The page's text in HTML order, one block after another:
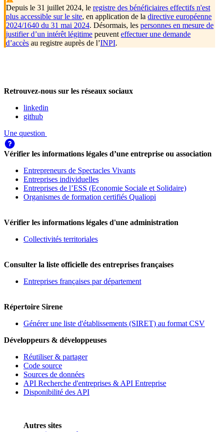
Depuis le 31 juillet 2024, le registre des bénéficiaires effectifs n'est
plus accessible sur le site, en application de la directive européenne
2024/1640 du 31 mai 2024. Désormais, les personnes en mesure de
justifier d’un intérêt légitime peuvent effectuer une demande
d’accès au registre auprès de l’INPI.
Retrouvez-nous sur les réseaux sociaux
linkedin
github
Une question
Vérifier les informations légales d’une entreprise ou association
Entrepreneurs de Spectacles Vivants
Entreprises individuelles
Entreprises de l’ESS (Economie Sociale et Solidaire)
Organismes de formation certifiés Qualiopi
Vérifier les informations légales d'une administration
Collectivités territoriales
Consulter la liste officielle des entreprises françaises
Entreprises françaises par département
Répertoire Sirene
Générer une liste d'établissements (SIRET) au format CSV
Développeurs & développeuses
Réutiliser & partager
Code source
Sources de données
API Recherche d'entreprises & API Entreprise
Disponibilité des API
Autres sites